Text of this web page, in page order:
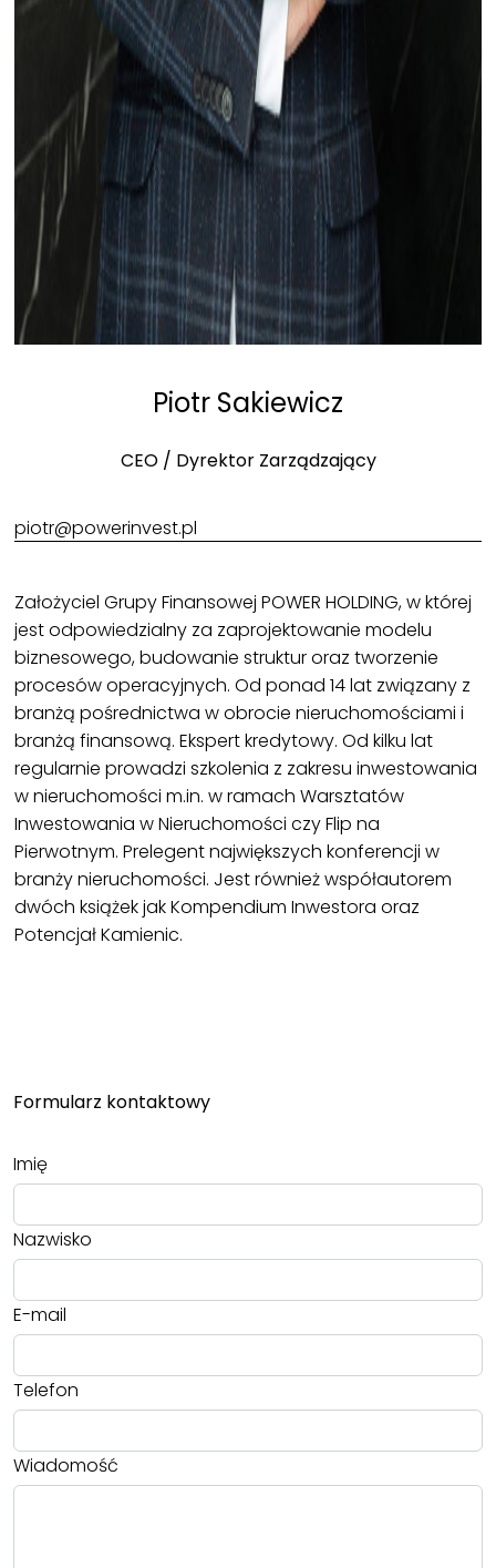
Piotr Sakiewicz
CEO / Dyrektor Zarządzający
piotr@powerinvest.pl
Założyciel Grupy Finansowej POWER HOLDING, w której
jest odpowiedzialny za zaprojektowanie modelu
biznesowego, budowanie struktur oraz tworzenie
procesów operacyjnych. Od ponad 14 lat związany z
branżą pośrednictwa w obrocie nieruchomościami i
branżą finansową. Ekspert kredytowy. Od kilku lat
regularnie prowadzi szkolenia z zakresu inwestowania
w nieruchomości m.in. w ramach Warsztatów
Inwestowania w Nieruchomości czy Flip na
Pierwotnym. Prelegent największych konferencji w
branży nieruchomości. Jest również współautorem
dwóch książek jak Kompendium Inwestora oraz
Potencjał Kamienic.
Formularz kontaktowy
Imię
Nazwisko
E-mail
Telefon
Wiadomość